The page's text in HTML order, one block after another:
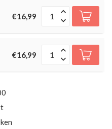
€16,99
€16,99